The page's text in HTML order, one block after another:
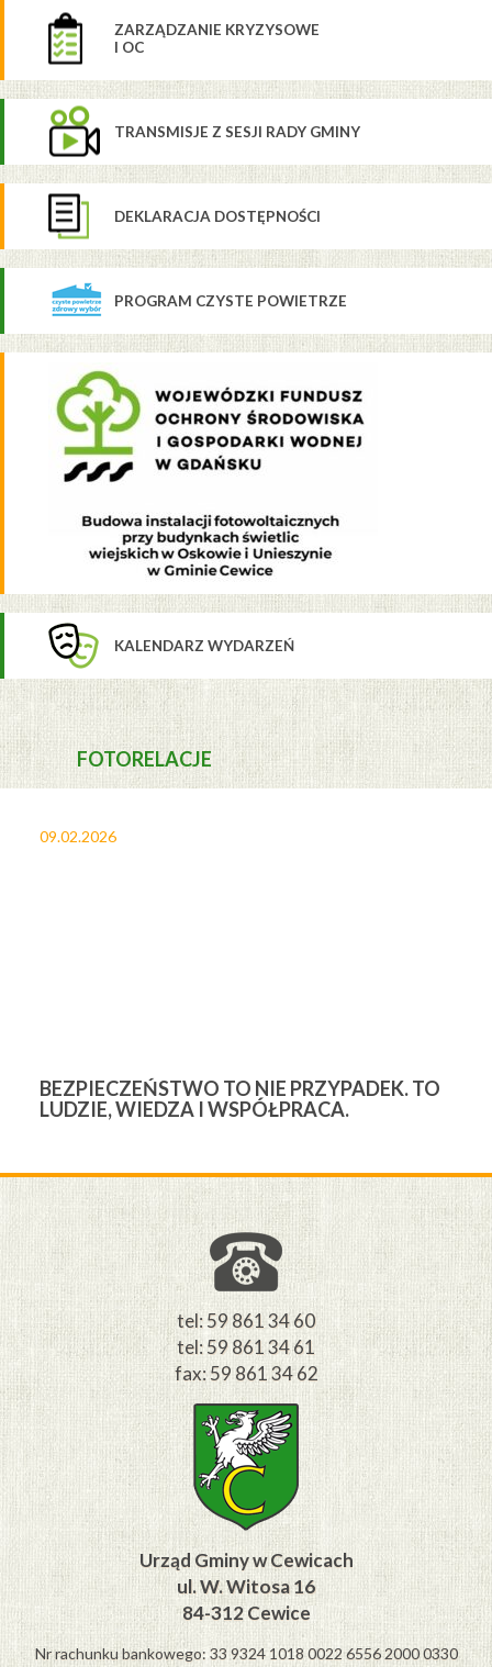
ZARZĄDZANIE KRYZYSOWE
I OC
TRANSMISJE Z SESJI RADY GMINY
DEKLARACJA DOSTĘPNOŚCI
PROGRAM CZYSTE POWIETRZE
KALENDARZ WYDARZEŃ
FOTORELACJE
09.02.2026
BEZPIECZEŃSTWO TO NIE PRZYPADEK. TO
LUDZIE, WIEDZA I WSPÓŁPRACA.
tel: 59 861 34 60
tel: 59 861 34 61
fax: 59 861 34 62
Urząd Gminy w Cewicach
ul. W. Witosa 16
84-312 Cewice
Nr rachunku bankowego: 33 9324 1018 0022 6556 2000 0330